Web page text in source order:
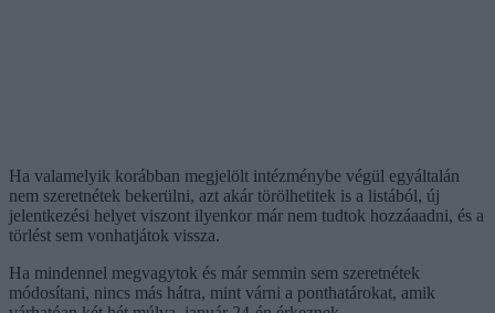
Ha valamelyik korábban megjelölt intézménybe végül egyáltalán
nem szeretnétek bekerülni, azt akár törölhetitek is a listából, új
jelentkezési helyet viszont ilyenkor már nem tudtok hozzáaadni, és a
törlést sem vonhatjátok vissza.
Ha mindennel megvagytok és már semmin sem szeretnétek
módosítani, nincs más hátra, mint várni a ponthatárokat, amik